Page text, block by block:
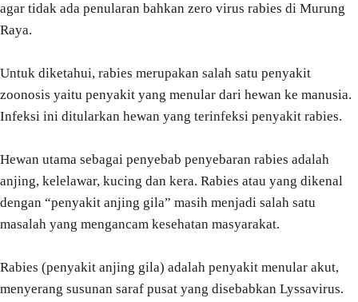
agar tidak ada penularan bahkan zero virus rabies di Murung
Raya.
Untuk diketahui, rabies merupakan salah satu penyakit
zoonosis yaitu penyakit yang menular dari hewan ke manusia.
Infeksi ini ditularkan hewan yang terinfeksi penyakit rabies.
Hewan utama sebagai penyebab penyebaran rabies adalah
anjing, kelelawar, kucing dan kera. Rabies atau yang dikenal
dengan “penyakit anjing gila” masih menjadi salah satu
masalah yang mengancam kesehatan masyarakat.
Rabies (penyakit anjing gila) adalah penyakit menular akut,
menyerang susunan saraf pusat yang disebabkan Lyssavirus.